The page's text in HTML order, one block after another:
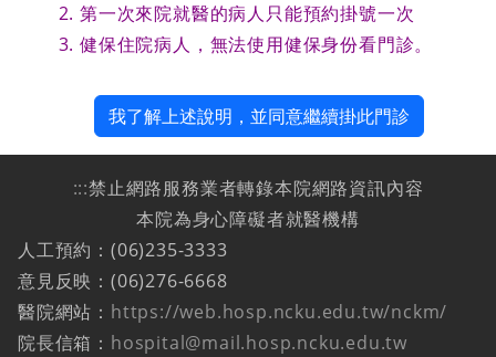
第一次來院就醫的病人只能預約掛號一次
健保住院病人，無法使用健保身份看門診。
我了解上述說明，並同意繼續掛此門診
:::禁止網路服務業者轉錄本院網路資訊內容
本院為身心障礙者就醫機構
人工預約：(06)235-3333
意見反映：(06)276-6668
醫院網站： https://web.hosp.ncku.edu.tw/nckm/
院長信箱： hospital@mail.hosp.ncku.edu.tw